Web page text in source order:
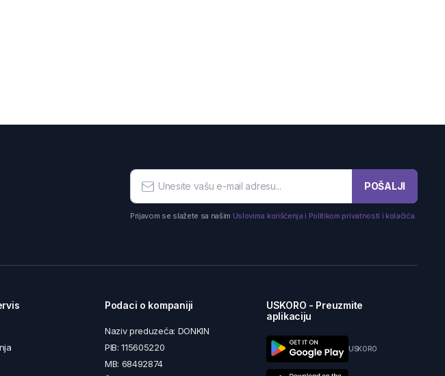
POŠALJI
Prijavom se slažete sa našim Uslovima korišćenja i Politikom privatnosti i kolačića.
Podaci o kompaniji
Naziv preduzeća: DONKIN
PIB: 115605220
MB: 68492874
USKORO - Preuzmite
aplikaciju
USKORO